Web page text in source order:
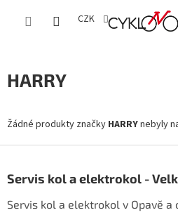
CZK
HARRY
Žádné produkty značky HARRYnebyly
pServis kol a elektrokol -
Servis kol a elektrokol v Opavě a